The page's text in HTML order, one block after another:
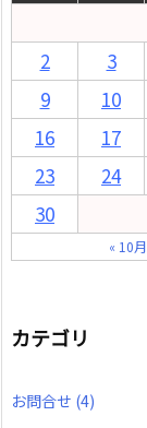
2
3
9
10
16
17
23
24
30
« 10月
カテゴリ
お問合せ (4)